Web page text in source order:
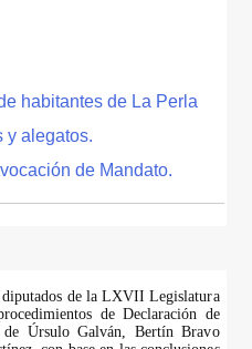
habitantes de La Perla
y alegatos.
de Mandato.
diputados de la LXVII Legislatura
de Declaración de
de Úrsulo Galván, Bertín Bravo